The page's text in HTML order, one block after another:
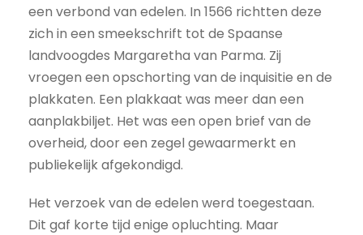
een verbond van edelen. In 1566 richtten deze
zich in een smeekschrift tot de Spaanse
landvoogdes Margaretha van Parma. Zij
vroegen een opschorting van de inquisitie en de
plakkaten. Een plakkaat was meer dan een
aanplakbiljet. Het was een open brief van de
overheid, door een zegel gewaarmerkt en
publiekelijk afgekondigd.
Het verzoek van de edelen werd toegestaan.
Dit gaf korte tijd enige opluchting. Maar